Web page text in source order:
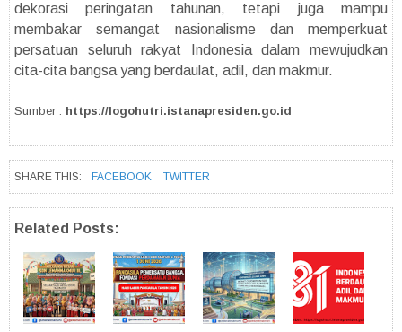
dekorasi peringatan tahunan, tetapi juga mampu
membakar semangat nasionalisme dan memperkuat
persatuan seluruh rakyat Indonesia dalam mewujudkan
cita-cita bangsa yang berdaulat, adil, dan makmur.
Sumber : https://logohutri.istanapresiden.go.id
SHARE THIS: FACEBOOK TWITTER
Related Posts: